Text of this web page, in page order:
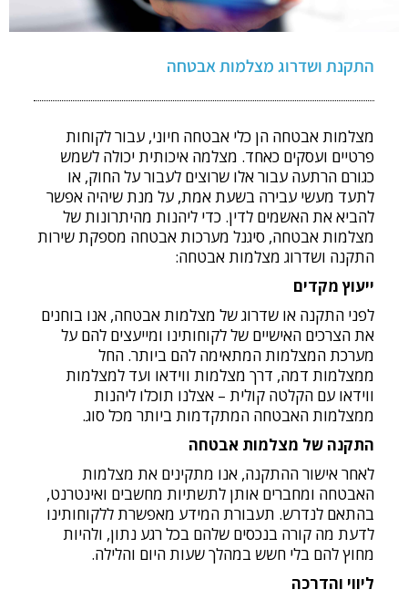
התקנת ושדרוג מצלמות אבטחה
מצלמות אבטחה הן כלי אבטחה חיוני, עבור לקוחות
פרטיים ועסקים כאחד. מצלמה איכותית יכולה לשמש
כגורם הרתעה עבור אלו שרוצים לעבור על החוק, או
לתעד מעשי עבירה בשעת אמת, על מנת שיהיה אפשר
להביא את האשמים לדין. כדי ליהנות מהיתרונות של
מצלמות אבטחה, סיגנל מערכות אבטחה מספקת שירות
התקנה ושדרוג מצלמות אבטחה:
ייעוץ מקדים
לפני התקנה או שדרוג של מצלמות אבטחה, אנו בוחנים
את הצרכים האישיים של לקוחותינו ומייעצים להם על
מערכת המצלמות המתאימה להם ביותר. החל
ממצלמות דמה, דרך מצלמות ווידאו ועד למצלמות
ווידאו עם הקלטה קולית – אצלנו תוכלו ליהנות
ממצלמות האבטחה המתקדמות ביותר מכל סוג.
התקנה של מצלמות אבטחה
לאחר אישור ההתקנה, אנו מתקינים את מצלמות
האבטחה ומחברים אותן לתשתיות מחשבים ואינטרנט,
בהתאם לנדרש. תעבורת המידע מאפשרת ללקוחותינו
לדעת מה קורה בנכסים שלהם בכל רגע נתון, ולהיות
מחוץ להם בלי חשש במהלך שעות היום והלילה.
ליווי והדרכה